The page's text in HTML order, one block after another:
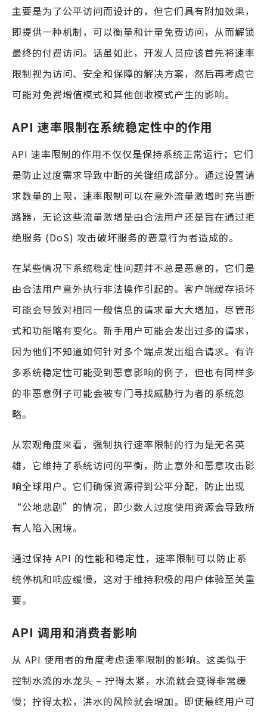
主要是为了公平访问而设计的，但它们具有附加效果，
即提供一种机制，可以衡量和计量免费访问，从而解锁
最终的付费访问。话虽如此，开发人员应该首先将速率
限制视为访问、安全和保障的解决方案，然后再考虑它
可能对免费增值模式和其他创收模式产生的影响。
API 速率限制在系统稳定性中的作用
API 速率限制的作用不仅仅是保持系统正常运行；它们
是防止过度需求导致中断的关键组成部分。通过设置请
求数量的上限，速率限制可以在意外流量激增时充当断
路器，无论这些流量激增是由合法用户还是旨在通过拒
绝服务 (DoS) 攻击破坏服务的恶意行为者造成的。
在某些情况下系统稳定性问题并不总是恶意的，它们是
由合法用户意外执行非法操作引起的。客户端缓存损坏
可能会导致对相同一般信息的请求量大大增加，尽管形
式和功能略有变化。新手用户可能会发出过多的请求，
因为他们不知道如何针对多个端点发出组合请求。有许
多系统稳定性可能受到恶意影响的例子，但也有同样多
的非恶意例子可能会被专门寻找威胁行为者的系统忽
略。
从宏观角度来看，强制执行速率限制的行为是无名英
雄，它维持了系统访问的平衡，防止意外和恶意攻击影
响全球用户。它们确保资源得到公平分配，防止出现
“公地悲剧”的情况，即少数人过度使用资源会导致所
有人陷入困境。
通过保持 API 的性能和稳定性，速率限制可以防止系
统停机和响应缓慢，这对于维持积极的用户体验至关重
要。
API 调用和消费者影响
从 API 使用者的角度考虑速率限制的影响。这类似于
控制水流的水龙头 – 拧得太紧，水流就会变得非常缓
慢；拧得太松，洪水的风险就会增加。即使最终用户可